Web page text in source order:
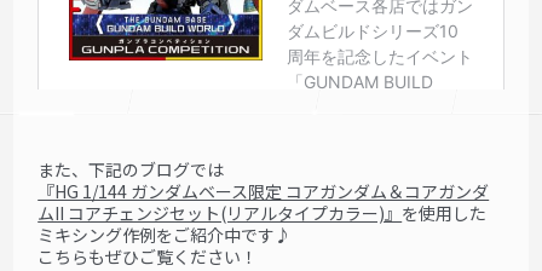
また、下記のブログでは
『HG 1/144 ガンダムベース限定 コアガンダム＆コアガンダ
ムII コアチェンジセット(リアルタイプカラー)』 を使用した
ミキシング作例をご紹介中です♪
こちらもぜひご覧ください！